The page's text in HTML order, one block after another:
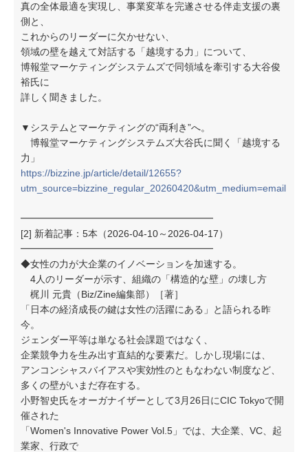
真の全体最適を実現し、事業変革を完遂させる伴走支援の裏
側と、
これからのリーダーに欠かせない、
領域の壁を越えて対話する「越境する力」について、
博報堂マーケティングシステムズで同領域を牽引する大谷俊
裕氏に
詳しく聞きました。
▼システムとマーケティングの“両利き”へ。
博報堂マーケティングシステムズ大谷氏に聞く「越境する
力」
https://bizzine.jp/article/detail/12655?
utm_source=bizzine_regular_20260420&utm_medium=email
━━━━━━━━━━━━━━━━━━━━
[2] 新着記事：5本（2026-04-10～2026-04-17）
━━━━━━━━━━━━━━━━━━━━
◆女性の力が大企業のイノベーションを加速する。
4人のリーダーが示す、組織の「構造的な壁」の壊し方
梶川 元貴（Biz/Zine編集部）［著］
「日本の経済成長の鍵は女性の活躍にある」と語られる昨
今。
ジェンダー平等は単なる社会課題ではなく、
企業競争力を生み出す直結的な要素だ。しかし現場には、
アンコンシャスバイアスや実効性のともなわない制度など、
多くの壁がいまだ存在する。
小野智史氏をオーガナイザーとして3月26日にCIC Tokyoで開
催された
「Women's Innovative Power Vol.5」では、大企業、VC、起
業家、行政で